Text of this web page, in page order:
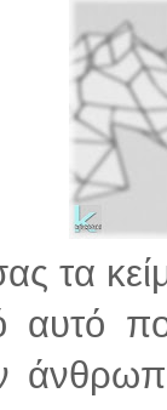
τα
αυτό